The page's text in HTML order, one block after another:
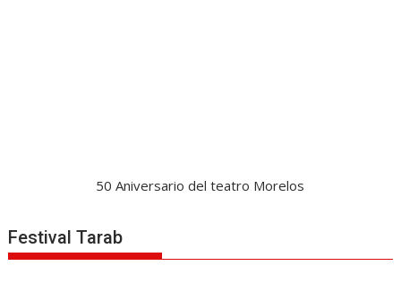
50 Aniversario del teatro Morelos
Festival Tarab